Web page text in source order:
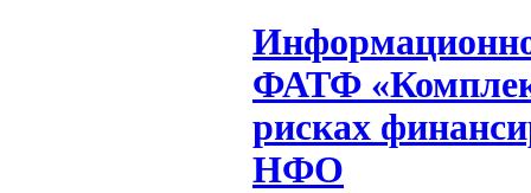
ФАТФ
рисках
НФО